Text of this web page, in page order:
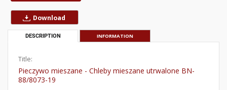
Download
DESCRIPTION INFORMATION
Title:
Pieczywo mieszane - Chleby mieszane utrwalone BN-
88/8073-19